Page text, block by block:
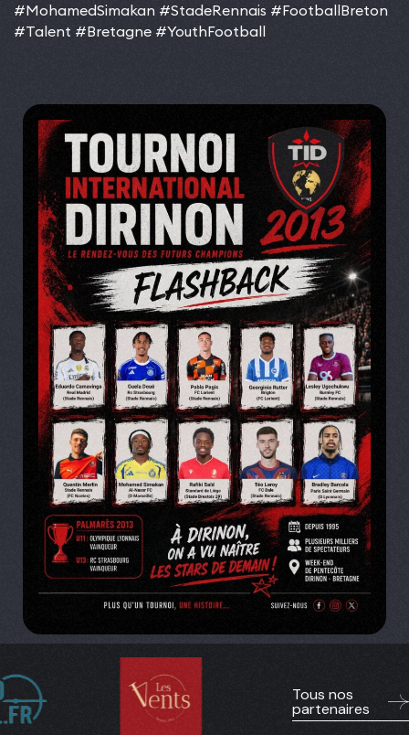
#MohamedSimakan #StadeRennais #FootballBreton
#Talent #Bretagne #YouthFootball
Tous nos
partenaires